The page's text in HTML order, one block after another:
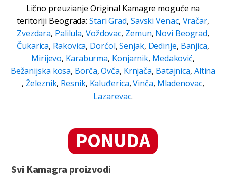
Lično preuzianje Original Kamagre moguće na
teritoriji Beograda:Stari Grad, Savski Venac, Vračar,
Zvezdara, Palilula, Voždovac, Zemun, Novi Beograd,
Čukarica, Rakovica, Dorćol,Senjak, Dedinje, Banjica,
Mirijevo, Karaburma, Konjarnik, Medaković,
Bežanijska kosa, Borča,Ovča, Krnjača, Batajnica, Altina
,Železnik, Resnik, Kaluđerica,Vinča, Mladenovac,
Lazarevac.
PONUDA
Svi Kamagra proizvodi